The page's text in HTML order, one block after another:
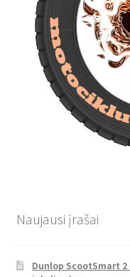
Naujausi įrašai
Dunlop ScootSmart